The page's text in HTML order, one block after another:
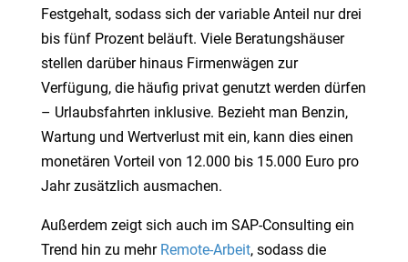
Festgehalt, sodass sich der variable Anteil nur drei
bis fünf Prozent beläuft. Viele Beratungshäuser
stellen darüber hinaus Firmenwägen zur
Verfügung, die häufig privat genutzt werden dürfen
– Urlaubsfahrten inklusive. Bezieht man Benzin,
Wartung und Wertverlust mit ein, kann dies einen
monetären Vorteil von 12.000 bis 15.000 Euro pro
Jahr zusätzlich ausmachen.
Außerdem zeigt sich auch im SAP-Consulting ein
Trend hin zu mehr Remote-Arbeit, sodass die